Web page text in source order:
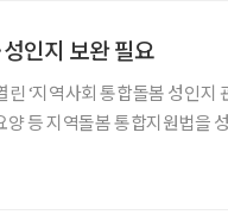
인지 보완 필요
‘지역사회 통합돌봄 성인지
등 지역돌봄 통합지원법을